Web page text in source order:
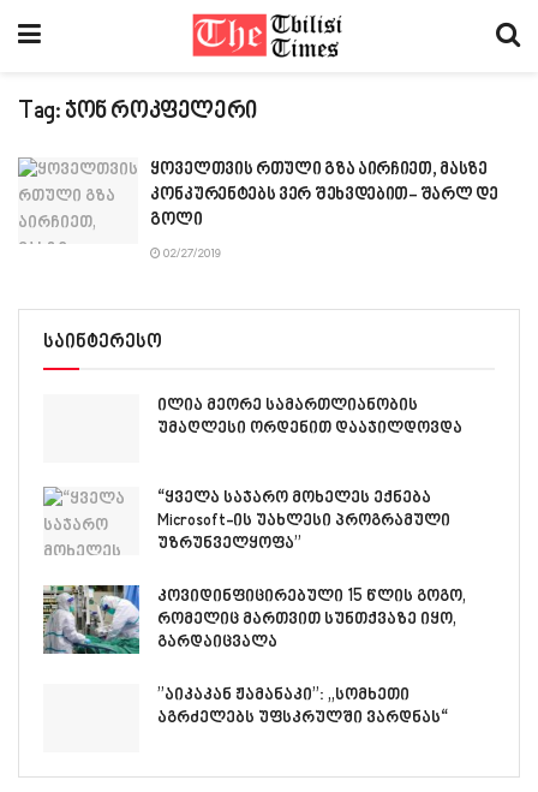
Tag: ჯონ როკფელერი
ყოველთვის რთული გზა აირჩიეთ, მასზე
კონკურენტებს ვერ შეხვდებით- შარლ დე
გოლი
02/27/2019
საინტერესო
ილია მეორე სამართლიანობის
უმაღლესი ორდენით დააჯილდოვდა
“ყველა საჯარო მოხელეს ექნება
Microsoft-ის უახლესი პროგრამული
უზრუნველყოფა”
კოვიდინფიცირებული 15 წლის გოგო,
რომელიც მართვით სუნთქვაზე იყო,
გარდაიცვალა
”აიკაკან ჟამანაკი”: „სომხეთი
აგრძელებს უფსკრულში ვარდნას“